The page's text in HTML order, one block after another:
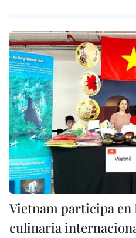
Vietnam participa en
culinaria